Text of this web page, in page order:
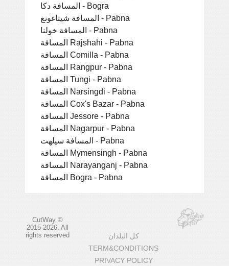
المسافة دكا - Bogra
المسافة شيتاغونغ - Pabna
المسافة خولنا - Pabna
المسافة Rajshahi - Pabna
المسافة Comilla - Pabna
المسافة Rangpur - Pabna
المسافة Tungi - Pabna
المسافة Narsingdi - Pabna
المسافة Cox's Bazar - Pabna
المسافة Jessore - Pabna
المسافة Nagarpur - Pabna
المسافة سيلهت - Pabna
المسافة Mymensingh - Pabna
المسافة Narayanganj - Pabna
المسافة Bogra - Pabna
CutWay ©
2015-2026. All
rights reserved
كل البلدان
TERM&CONDITIONS
PRIVACY POLICY